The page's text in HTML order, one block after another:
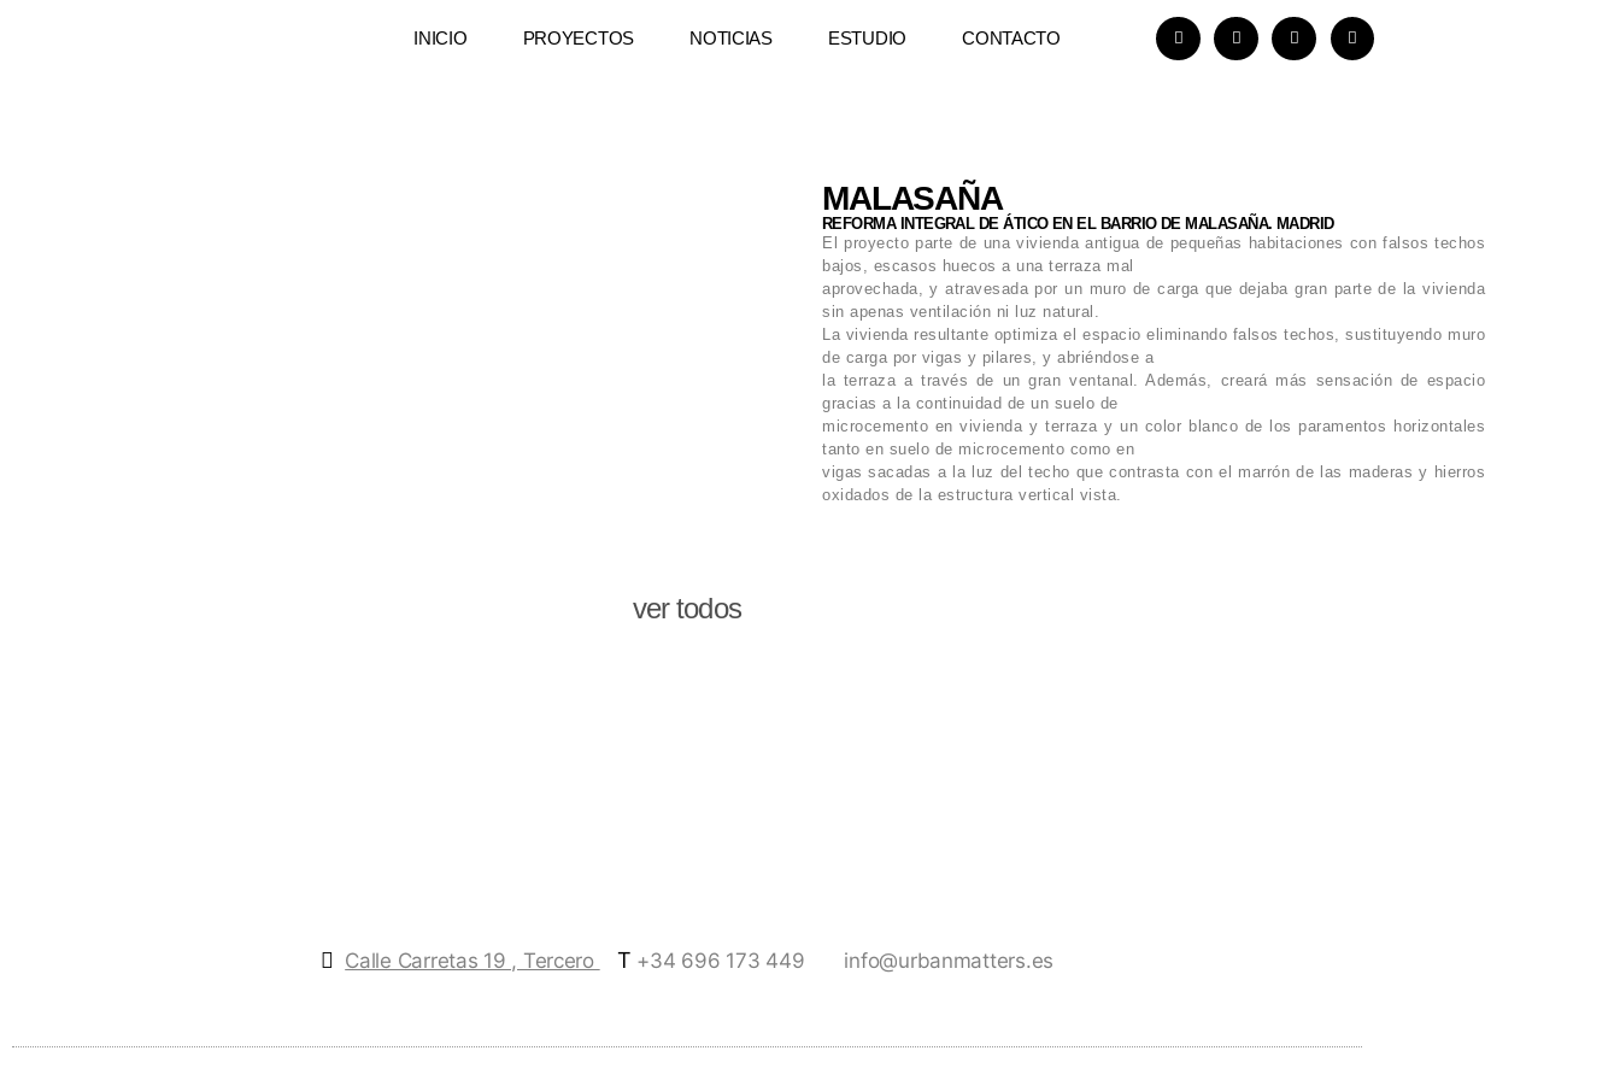
INICIO PROYECTOS NOTICIAS ESTUDIO CONTACTO
MALASAÑA
REFORMA INTEGRAL DE ÁTICO EN EL BARRIO DE MALASAÑA. MADRID
El proyecto parte de una vivienda antigua de pequeñas habitaciones con falsos techos
bajos, escasos huecos a una terraza mal
aprovechada, y atravesada por un muro de carga que dejaba gran parte de la vivienda
sin apenas ventilación ni luz natural.
La vivienda resultante optimiza el espacio eliminando falsos techos, sustituyendo muro
de carga por vigas y pilares, y abriéndose a
la terraza a través de un gran ventanal. Además, creará más sensación de espacio
gracias a la continuidad de un suelo de
microcemento en vivienda y terraza y un color blanco de los paramentos horizontales
tanto en suelo de microcemento como en
vigas sacadas a la luz del techo que contrasta con el marrón de las maderas y hierros
oxidados de la estructura vertical vista.
ver todos
Calle Carretas 19 , Tercero T +34 696 173 449 info@urbanmatters.es